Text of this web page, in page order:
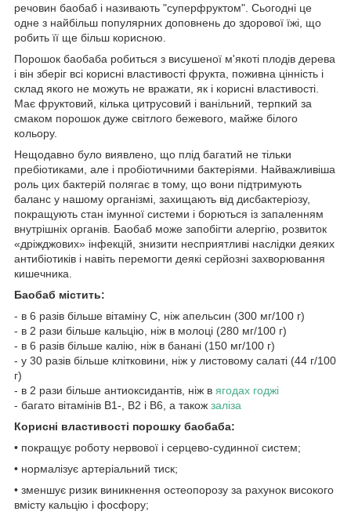
речовин баобаб і називають "суперфруктом". Сьогодні це
одне з найбільш популярних доповнень до здорової їжі, що
робить її ще більш корисною.
Порошок баобаба робиться з висушеної м'якоті плодів дерева
і він зберіг всі корисні властивості фрукта, поживна цінність і
склад якого не можуть не вражати, як і корисні властивості.
Має фруктовий, кілька цитрусовий і ванільний, терпкий за
смаком порошок дуже світлого бежевого, майже білого
кольору.
Нещодавно було виявлено, що плід багатий не тільки
пребіотиками, але і пробіотичними бактеріями. Найважливіша
роль цих бактерій полягає в тому, що вони підтримують
баланс у нашому організмі, захищають від дисбактеріозу,
покращують стан імунної системи і борються із запаленням
внутрішніх органів. Баобаб може запобігти алергію, розвиток
«дріжджових» інфекцій, знизити несприятливі наслідки деяких
антибіотиків і навіть перемогти деякі серйозні захворювання
кишечника.
Баобаб містить:
- в 6 разів більше вітаміну C, ніж апельсин (300 мг/100 г)
- в 2 рази більше кальцію, ніж в молоці (280 мг/100 г)
- в 6 разів більше калію, ніж в банані (150 мг/100 г)
- у 30 разів більше клітковини, ніж у листовому салаті (44 г/100
г)
- в 2 рази більше антиоксидантів, ніж в ягодах годжі
- багато вітамінів B1-, B2 і B6, а також заліза
Корисні властивості порошку баобаба:
• покращує роботу нервової і серцево-судинної систем;
• нормалізує артеріальний тиск;
• зменшує ризик виникнення остеопорозу за рахунок високого
вмісту кальцію і фосфору;